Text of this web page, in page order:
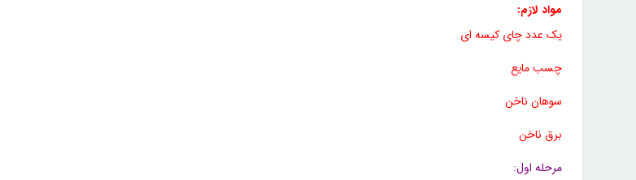
مواد لازم:
یک عدد چای کیسه ای
چسب مایع
سوهان ناخن
برق ناخن
مرحله اول: